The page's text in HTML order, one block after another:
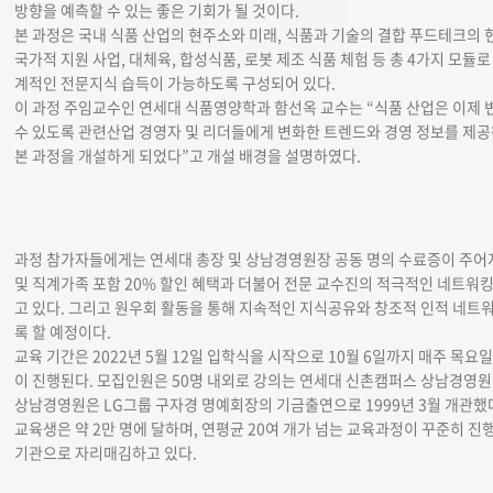
방향을 예측할 수 있는 좋은 기회가 될 것이다.
본 과정은 국내 식품 산업의 현주소와 미래, 식품과 기술의 결합 푸드테크의
국가적 지원 사업, 대체육, 합성식품, 로봇 제조 식품 체험 등 총 4가지 모듈
계적인 전문지식 습득이 가능하도록 구성되어 있다.
이 과정 주임교수인 연세대 식품영양학과 함선옥 교수는 “식품 산업은 이
수 있도록 관련산업 경영자 및 리더들에게 변화한 트렌드와 경영 정보를 제
본 과정을 개설하게 되었다”고 개설 배경을 설명하였다.
과정 참가자들에게는 연세대 총장 및 상남경영원장 공동 명의 수료증이 주
및 직계가족 포함 20% 할인 혜택과 더불어 전문 교수진의 적극적인 네트워
고 있다. 그리고 원우회 활동을 통해 지속적인 지식공유와 창조적 인적 네트
록 할 예정이다.
교육 기간은 2022년 5월 12일 입학식을 시작으로 10월 6일까지 매주 목요
이 진행된다. 모집인원은 50명 내외로 강의는 연세대 신촌캠퍼스 상남경영
상남경영원은 LG그룹 구자경 명예회장의 기금출연으로 1999년 3월 개관
교육생은 약 2만 명에 달하며, 연평균 20여 개가 넘는 교육과정이 꾸준히 진
기관으로 자리매김하고 있다.